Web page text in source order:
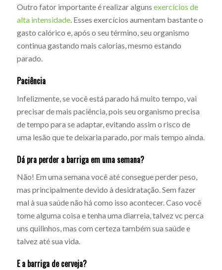
Outro fator importante é realizar alguns exercícios de
alta intensidade. Esses exercícios aumentam bastante o
gasto calórico e, após o seu término, seu organismo
continua gastando mais calorias, mesmo estando
parado.
Paciência
Infelizmente, se você está parado há muito tempo, vai
precisar de mais paciência, pois seu organismo precisa
de tempo para se adaptar, evitando assim o risco de
uma lesão que te deixaria parado, por mais tempo ainda.
Dá pra perder a barriga em uma semana?
Não! Em uma semana você até consegue perder peso,
mas principalmente devido à desidratação. Sem fazer
mal à sua saúde não há como isso acontecer. Caso você
tome alguma coisa e tenha uma diarreia, talvez vc perca
uns quilinhos, mas com certeza também sua saúde e
talvez até sua vida.
E a barriga de cerveja?